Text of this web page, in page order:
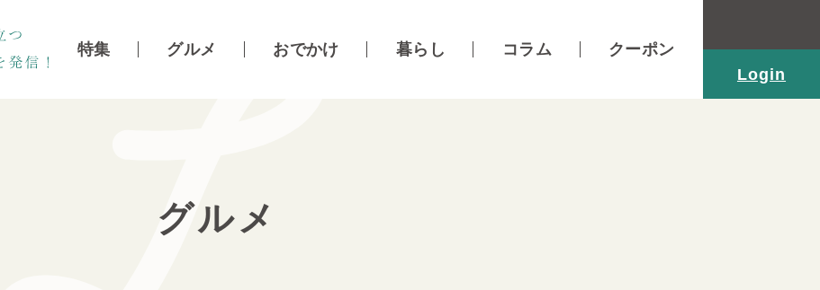
特集 グルメ おでかけ 暮らし コラム
クーポン
Login
グルメ